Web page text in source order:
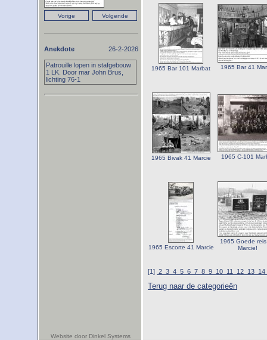
1965 Bar 101 Marbat 1965 Bar 41
1965 Bivak 41 Marcie 1965 C-101
1965 Escorte 41 Marcie
1965 Goede
Marcie!
[1] 2 3 4 5 6 7 8 9 10 11 12 13 14
Terug naar de categorieën
Anekdote 26-2-2026
Patrouille lopen in stafgebouw
1 LK. Door mar John Brus,
lichting 76-1
Website door Dinkel Systems